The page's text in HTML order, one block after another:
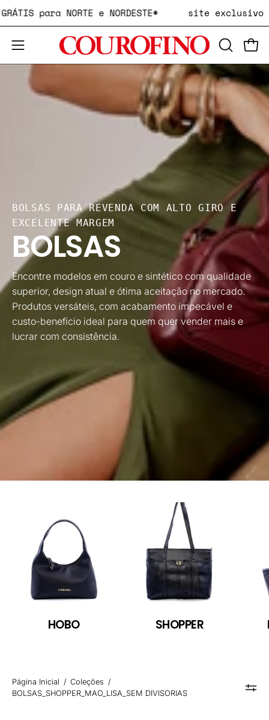
Pular
conteúdo
para NORTE e NORDESTE* site exclusivo
Abra
o
menu
ABRA
A
BARRA
BOLSAS PARA REVENDA COM ALTO GIRO E
EXCELENTE MARGEM
BOLSAS
Encontre modelos em couro e sintético com qualidade
superior, design atual e ótima aceitação no mercado.
Produtos versáteis, com acabamento impecável e
custo-benefício ideal para quem quer vender mais e
lucrar com consistência.
HOBO SHOPPER
Página Inicial / Coleções /
BOLSAS_SHOPPER_MAO_LISA_SEM DIVISORIAS